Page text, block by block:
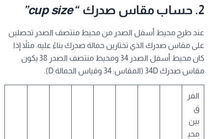
2. حساب مقاس صدرك “cup size”
عند طرح محيط أسفل الصدر من محيط منتصف الصدر تحصلين
على مقاس صدرك الذي تختارين حمالة صدرك بناءً عليه. مثلاً إذا
كان محيط أسفل الصدر 34 ومحيط منتصف الصدر 38 يكون
مقاس صدرك 34D (المقاس: 34 وقياس الحمالة D).
الفر
ق
بين
محي